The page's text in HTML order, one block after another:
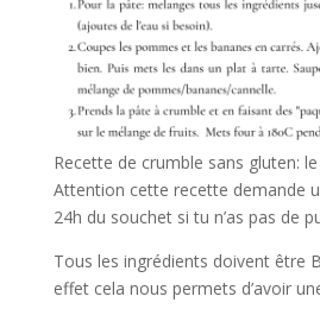
Recette de crumble sans gluten:
Attention cette recette demande
24h du souchet si tu n’as pas de
Tous les ingrédients doivent être
effet cela nous permets d’avoir